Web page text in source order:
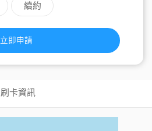
續約
立即申請
刷卡資訊